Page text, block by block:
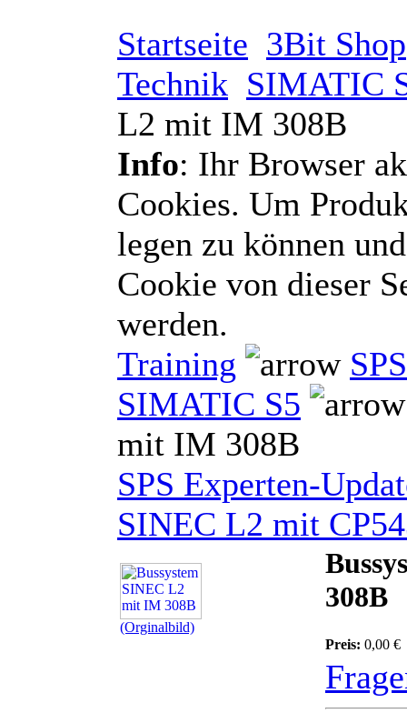
Startseite 3Bit Shop
Technik SIMATIC
L2 mit IM 308B
Info: Ihr Browser
Cookies. Um
legen zu können
Cookie von dieser
werden.
Training
SIMATIC S5
mit IM 308B
SPS Experten-
SINEC L2 mit
(Orginalbild)
308B
Preis: 0,00 €